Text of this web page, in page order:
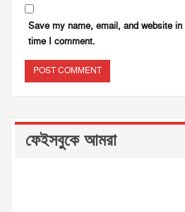
Save my name, email, and website
time I comment.
ফেইসবুকে আমরা